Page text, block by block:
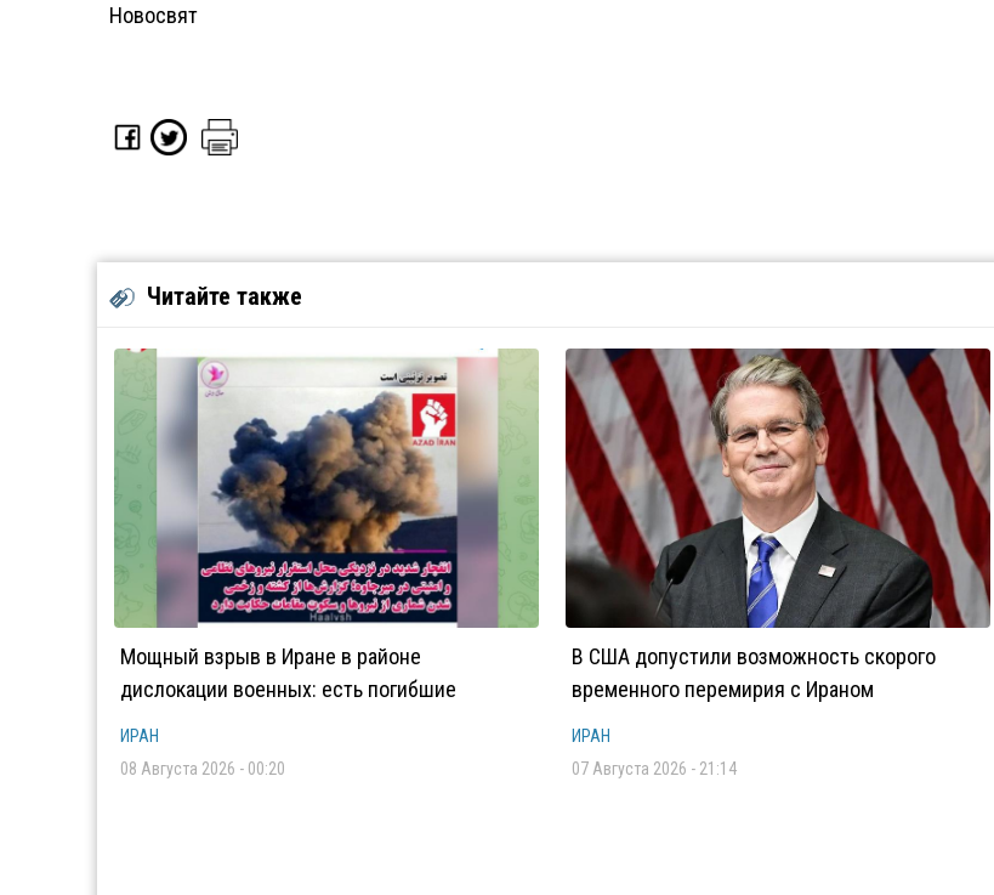
Новосвят
Читайте также
Мощный взрыв в Иране в районе
дислокации военных: есть погибшие
ИРАН
08 Августа 2026 - 00:20
В США допустили возможность скорого
временного перемирия с Ираном
ИРАН
07 Августа 2026 - 21:14